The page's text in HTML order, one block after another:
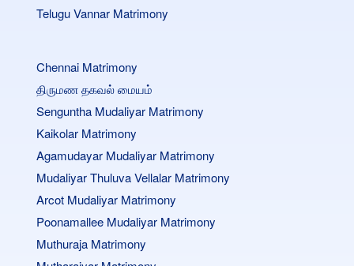
Telugu Vannar Matrimony
Chennai Matrimony
திருமண தகவல் மையம்
Senguntha Mudaliyar Matrimony
Kaikolar Matrimony
Agamudayar Mudaliyar Matrimony
Mudaliyar Thuluva Vellalar Matrimony
Arcot Mudaliyar Matrimony
Poonamallee Mudaliyar Matrimony
Muthuraja Matrimony